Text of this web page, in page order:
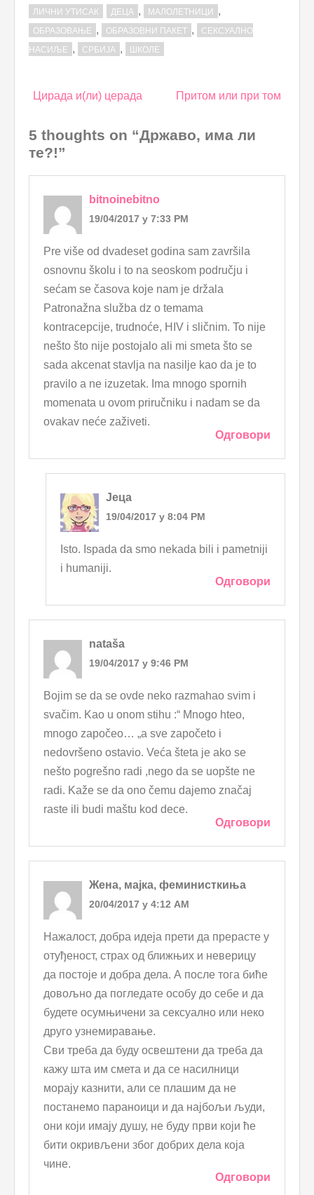
ЛИЧНИ УТИСАК ДЕЦА , МАЛОЛЕТНИЦИ ,
ОБРАЗОВАЊЕ , ОБРАЗОВНИ ПАКЕТ ,
СЕКСУАЛНО
НАСИЉЕ , СРБИЈА , ШКОЛЕ
Post
Цирада и(ли) церада Притом или при том
5 thoughts on “Државо, има ли
те?!”
bitnoinebitno
19/04/2017 у 7:33 PM
Pre više od dvadeset godina sam završila
osnovnu školu i to na seoskom području i
sećam se časova koje nam je držala
Patronažna služba dz o temama
kontracepcije, trudnoće, HIV i sličnim. To nije
nešto što nije postojalo ali mi smeta što se
sada akcenat stavlja na nasilje kao da je to
pravilo a ne izuzetak. Ima mnogo spornih
momenata u ovom priručniku i nadam se da
ovakav neće zaživeti.
Одговори
Јеца
19/04/2017 у 8:04 PM
Isto. Ispada da smo nekada bili i pametniji
i humaniji.
Одговори
nataša
19/04/2017 у 9:46 PM
Bojim se da se ovde neko razmahao svim i
svačim. Kao u onom stihu :“ Mnogo hteo,
mnogo započeo… „a sve započeto i
nedovršeno ostavio. Veća šteta je ako se
nešto pogrešno radi ,nego da se uopšte ne
radi. Kaže se da ono čemu dajemo značaj
raste ili budi maštu kod dece.
Одговори
Жена, мајка, феминисткиња
20/04/2017 у 4:12 AM
Нажалост, добра идеја прети да прерасте у
отуђеност, страх од ближњих и неверицу
да постоје и добра дела. А после тога биће
довољно да погледате особу до себе и да
будете осумњичени за сексуално или неко
друго узнемиравање.
Сви треба да буду освештени да треба да
кажу шта им смета и да се насилници
морају казнити, али се плашим да не
постанемо параноици и да најбољи људи,
они који имају душу, не буду први који ће
бити окривљени због добрих дела која
чине.
Одговори